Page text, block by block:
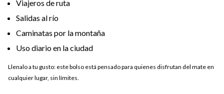
Viajeros de ruta
Salidas al río
Caminatas por la montaña
Uso diario en la ciudad
Llenalo a tu gusto: este bolso está pensado para quienes disfrutan del mate en
cualquier lugar, sin límites.